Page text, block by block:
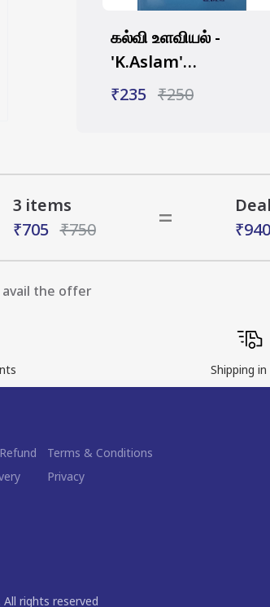
கல்வி உளவியல் -
'K.Aslam'
Educational
₹250
₹235
3 items
₹750
₹705 = ₹940
avail the offer
Shipping
Terms & Conditions
Privacy
. All rights reserved